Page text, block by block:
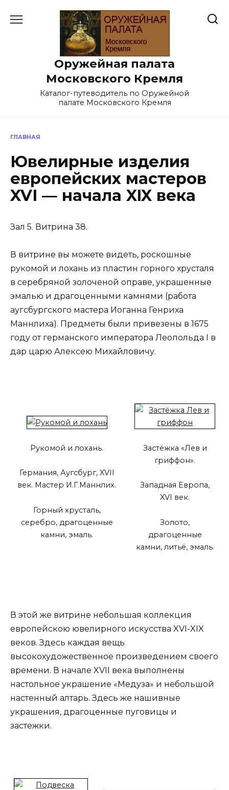
Оружейная палата
Московского Кремля
Каталог-путеводитель по Оружейной
палате Московского Кремля
ГЛАВНАЯ
Ювелирные изделия
европейских мастеров
XVI — начала XIX века
Зал 5. Витрина 38.
В витрине вы можете видеть, роскошные
рукомой и лохань из пластин горного хрусталя
в серебряной золоченой оправе, украшенные
эмалью и драгоценными камнями (работа
аугсбургского мастера Иоганна Генриха
Маннлиха). Предметы были привезены в 1675
году от германского императора Леопольда I в
дар царю Алексею Михайловичу.
Рукомой и лохань.
Германия, Аугсбург, XVII
век. Мастер И.Г.Маннлих.
Горный хрусталь,
серебро, драгоценные
камни, эмаль.
Застёжка «Лев и
гриффон».
Западная Европа,
XVI век.
Золото,
драгоценные
камни, литьё, эмаль.
В этой же витрине небольшая коллекция
европейскою ювелирного искусства XVI-XIX
веков. Здесь каждая вещь
высокохудожественное произведением своего
времени. В начале XVII века выполнены
настольное украшение «Медуза» и небольшой
настенный алтарь. Здесь же нашивные
украшения, драгоценные пуговицы и
застежки.